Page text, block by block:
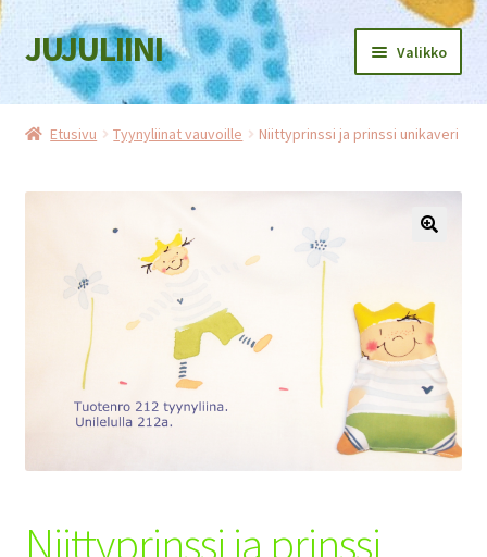
Siirry
navigointiin
Siirry
sisältöön
JUJULIINI Valikko
Etusivu
Jälleenmyyjille
Etusivu Tyynyliinat vauvoille Niittyprinssi ja prinssi unikaveri
Niittyprinssi ja prinssi